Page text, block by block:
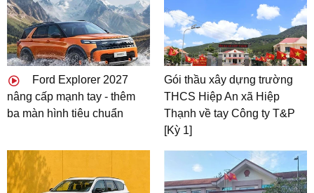
Ford Explorer 2027
nâng cấp mạnh tay - thêm
ba màn hình tiêu chuẩn
Gói thầu xây dựng trường
THCS Hiệp An xã Hiệp
Thạnh về tay Công ty T&P
[Kỳ 1]